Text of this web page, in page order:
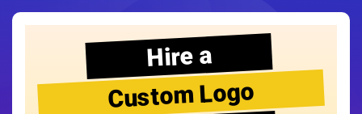
Hire a
Custom Logo